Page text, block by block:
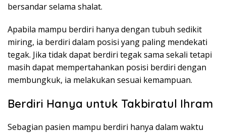
bersandar selama shalat.
Apabila mampu berdiri hanya dengan tubuh sedikit
miring, ia berdiri dalam posisi yang paling mendekati
tegak. Jika tidak dapat berdiri tegak sama sekali tetapi
masih dapat mempertahankan posisi berdiri dengan
membungkuk, ia melakukan sesuai kemampuan.
Berdiri Hanya untuk Takbiratul Ihram
Sebagian pasien mampu berdiri hanya dalam waktu